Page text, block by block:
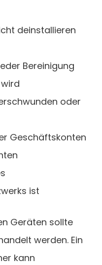
deinstallieren
Bereinigung
oder
Geschäftskonten
ist
Geräten sollte
werden. Ein
kann